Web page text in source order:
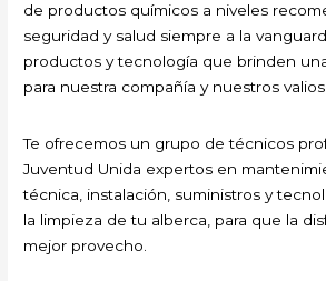
de productos químicos a niveles
seguridad y salud siempre a la
productos y tecnología que brinden
para nuestra compañía y nuestros
Te ofrecemos un grupo de técnicos
Juventud Unida expertos en
técnica, instalación, suministros y
la limpieza de tu alberca, para que la
mejor provecho.